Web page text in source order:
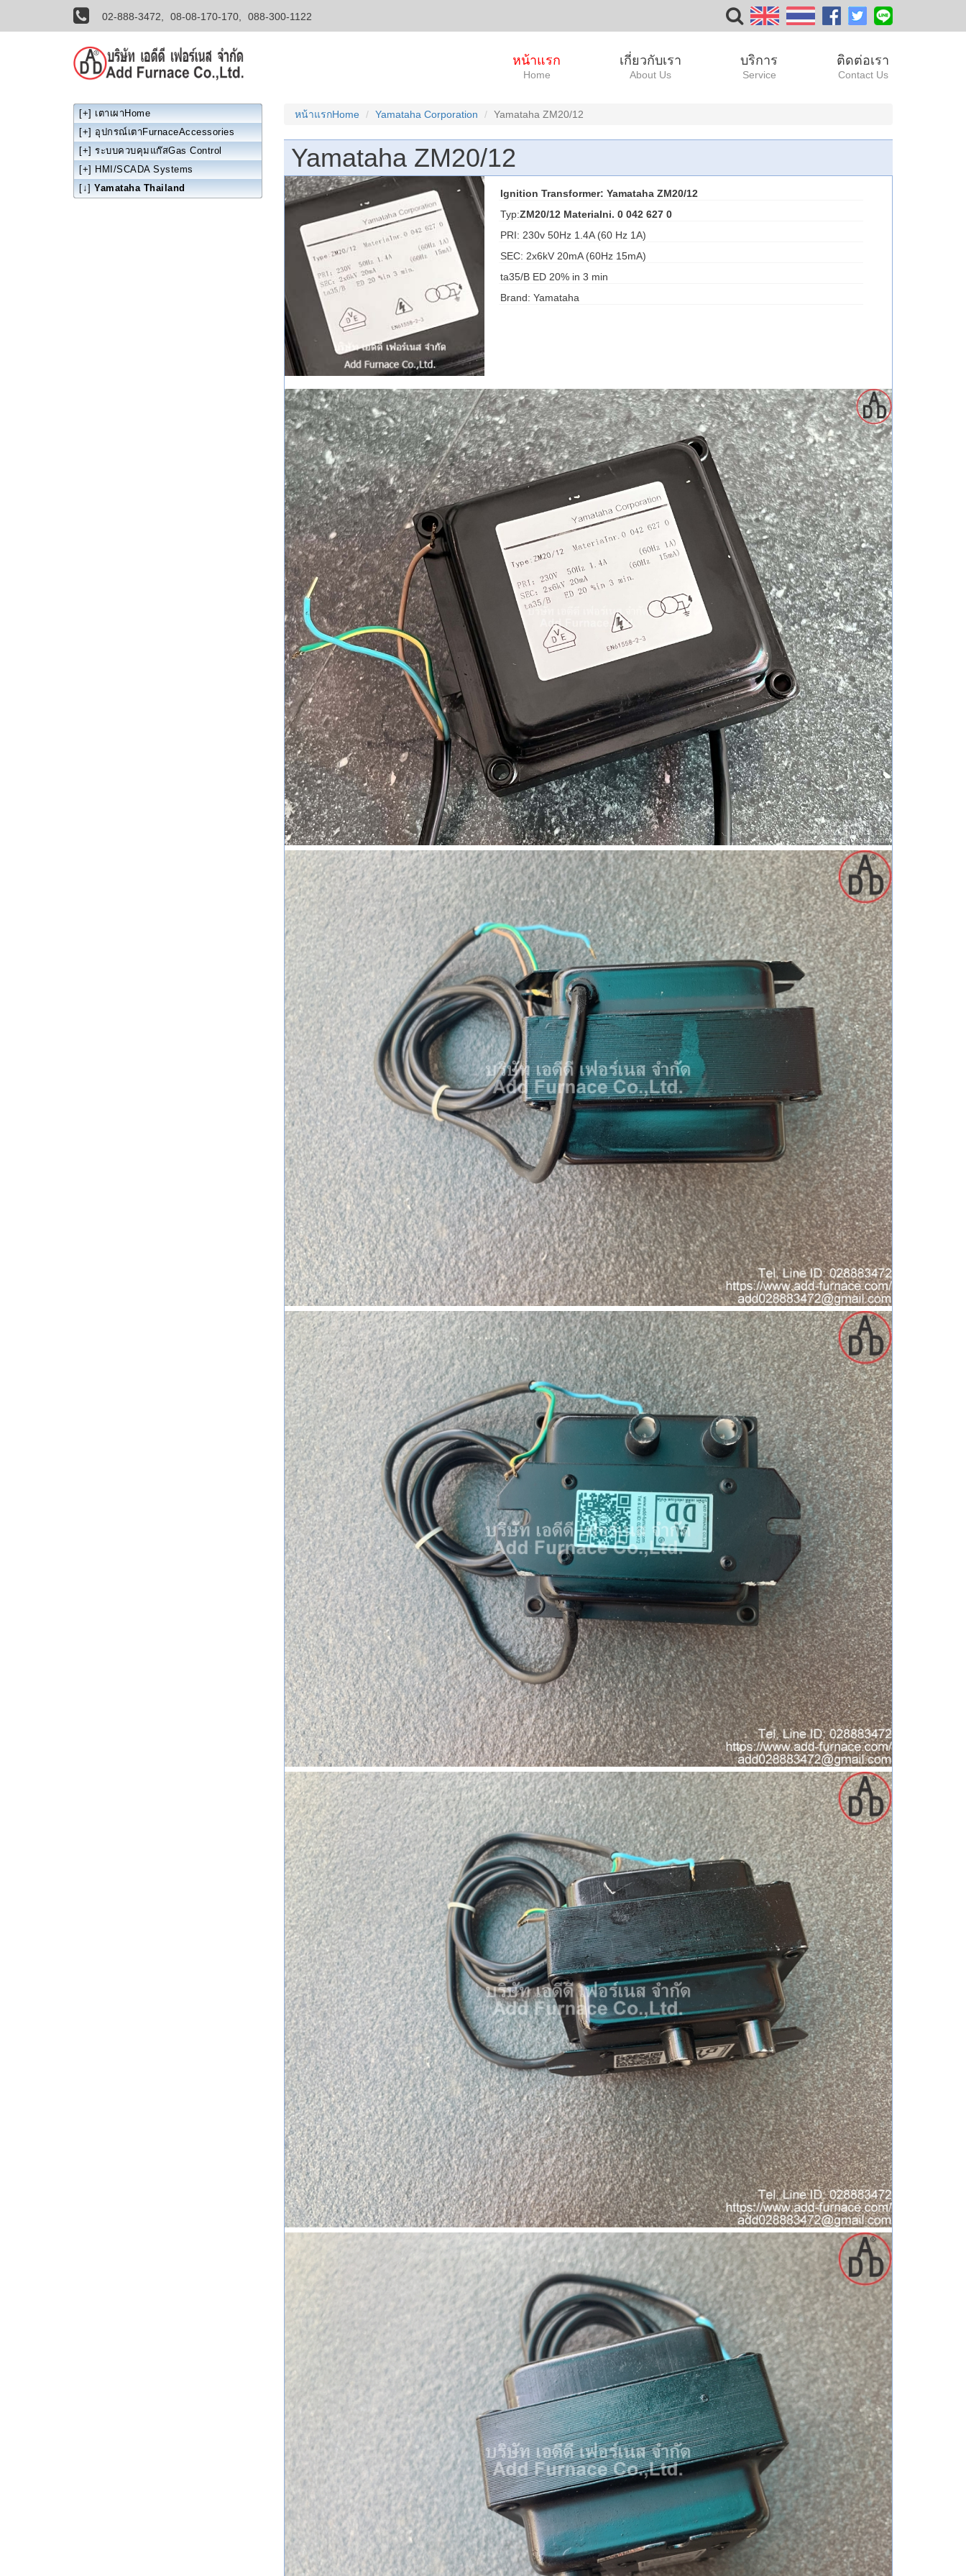
02-888-3472, 08-08-170-170, 088-300-1122
หน้าแรก
Home
เกี่ยวกับเรา
About Us
บริการ
Service
ติดต่อเรา
Contact Us
หน้าแรกHome Yamataha Corporation Yamataha ZM20/12
Yamataha ZM20/12
Ignition Transformer: Yamataha ZM20/12
Typ:ZM20/12 Materialni. 0 042 627 0
PRI: 230v 50Hz 1.4A (60 Hz 1A)
SEC: 2x6kV 20mA (60Hz 15mA)
ta35/B ED 20% in 3 min
Brand: Yamataha
[+] เตาเผาHome
[+] อุปกรณ์เตาFurnaceAccessories
[+] ระบบควบคุมแก๊สGas Control
[+] HMI/SCADA Systems
[↓] Yamataha Thailand